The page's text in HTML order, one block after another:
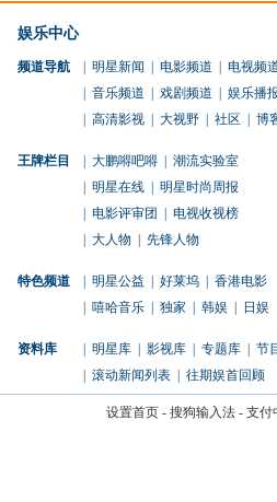
娱乐中心
频道导航 明星新闻 电影频道
电视频
音乐频道 戏剧频道
娱乐播
高清影视 大视野 社区 博
王牌栏目 大鹏嘚吧嘚
潮流实验室
明星在线
明星时尚周报
电影评审团
电视收视榜
大人物 先锋人物
特色频道 明星公益 好莱坞
香港电影
嘻哈音乐 独家 韩娱 日娱
资料库 明星库 影视库 专题库
节
滚动新闻列表 往期娱首回顾
设置首页- 搜狗输入法- 支付